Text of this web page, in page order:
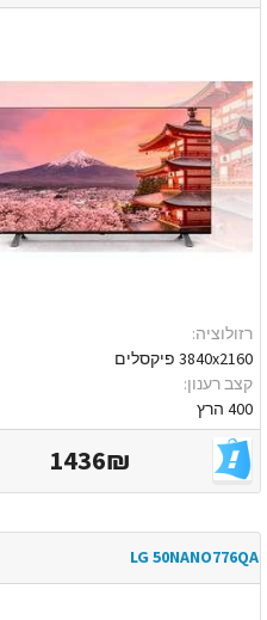
רזולוציה:
3840x2160 פיקסלים
קצב רענון:
400 הרץ
1436₪
LG 50NANO776QA